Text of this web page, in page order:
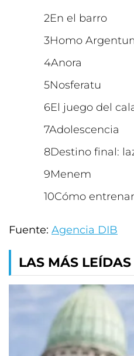
En el barro
Homo
Anora
Nosferatu
El juego del
Adolescencia
Destino final:
Menem
Cómo
Fuente: Agencia DIB
LAS MÁS LEÍDAS